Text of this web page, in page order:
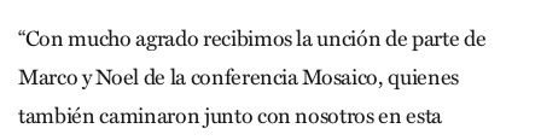
“Con mucho agrado recibimos la unción de parte de
Marco y Noel de la conferencia Mosaico, quienes
también caminaron junto con nosotros en esta